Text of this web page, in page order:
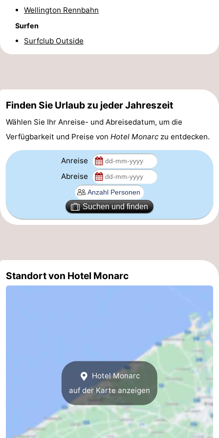
Parken
Westflandern
-
Küste
-
Zwin
Heist
Zeebrugge
-
Nieuwpoort
Wellington Rennbahn
Surfen
Surfclub Outside
Finden Sie Urlaub zu jeder Jahreszeit
Wählen Sie Ihr Anreise- und Abreisedatum, um die
Verfügbarkeit und Preise von Hotel Monarc zu entdecken.
Anreise
Abreise
Suchen und finden
Standort von Hotel Monarc
Hotel Monarc
auf der Karte anzeigen